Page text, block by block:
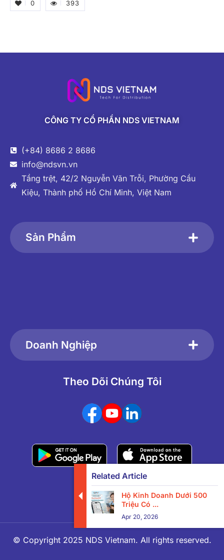
0 393
Related Article
Hộ Kinh Doanh Dưới 500
Triệu Có ...
Apr 20, 2026
CÔNG TY CỔ PHẦN NDS VIETNAM
(+84) 8686 2 8686
info@ndsvn.vn
Tầng trệt, 42/2 Nguyễn Văn Trỗi, Phường Cầu
Kiệu, Thành phố Hồ Chí Minh, Việt Nam
Sản Phẩm
Doanh Nghiệp
Theo Dõi Chúng Tôi
© Copyright 2025 NDS Vietnam. All rights reserved.